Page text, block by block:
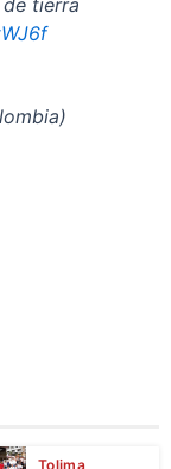
Tolima